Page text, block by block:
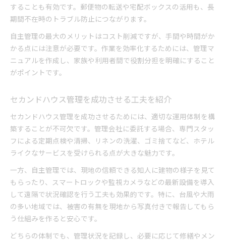
することも有効です。郵便物の転送や宅配ボックスの活用も、長
期間不在時のトラブル防止につながります。
自主管理の最大のメリットはコスト削減ですが、手間や時間がか
かる点には注意が必要です。作業を効率化するためには、管理マ
ニュアルを作成し、家族や利用者間で役割分担を明確にすること
がポイントです。
セカンドハウス管理を成功させる工夫を紹介
セカンドハウス管理を成功させるためには、適切な運用体制を構
築することが不可欠です。管理会社に委託する場合、専門スタッ
フによる定期点検や清掃、リネンの洗濯、ゴミ捨てなど、ホテル
ライクなサービスを受けられる点が大きな魅力です。
一方、自主管理では、現地の信頼できる知人に建物の様子を見て
もらったり、スマートロックや監視カメラなどの最新設備を導入
して遠隔で状況確認を行う工夫も効果的です。特に、台風や大雨
の多い地域では、被害の有無を現地から写真付きで報告してもら
う仕組みを作ると安心です。
どちらの体制でも、管理状況を記録し、必要に応じて修繕やメン